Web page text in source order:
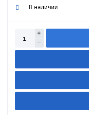
В наличии